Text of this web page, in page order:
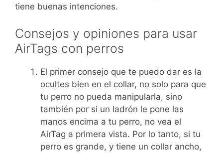
tiene buenas intenciones.
Consejos y opiniones para usar
AirTags con perros
El primer consejo que te puedo dar es la
ocultes bien en el collar, no solo para que
tu perro no pueda manipularla, sino
también por si un ladrón le pone las
manos encima a tu perro, no vea el
AirTag a primera vista. Por lo tanto, si tu
perro es grande, y tiene un collar ancho,